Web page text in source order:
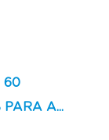
60
PARA A...